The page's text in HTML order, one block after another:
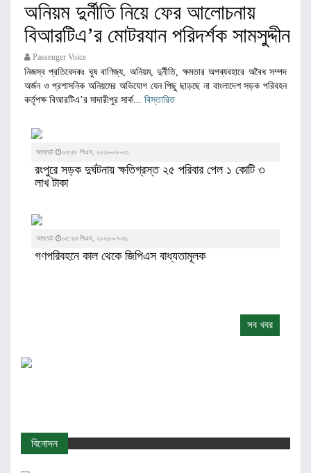
অনিয়ম দুর্নীতি নিয়ে ফের আলোচনায়
বিআরটিএ’র মোটরযান পরিদর্শক সামসুদ্দীন
Passenger Voice
নিজস্ব প্রতিবেদকঃ ঘুষ বাণিজ্য, অনিয়ম, দুর্নীতি, ক্ষমতার অপব্যবহারে অবৈধ সম্পদ
অর্জন ও প্রশাসনিক অনিয়মের অভিযোগ যেন পিছু ছাড়ছে না বাংলাদেশ সড়ক পরিবহন
কর্তৃপক্ষ বিআরটিএ’র মাদারীপুর সার্ক... বিস্তারিত
আপডেট ০৩:৫৮ পিএম, ২০২৬-০৮-০৩
রংপুরে সড়ক দুর্ঘটনায় ক্ষতিগ্রস্ত ২৫ পরিবার পেল ১ কোটি ৩
লাখ টাকা
আপডেট ০৫:২৩ পিএম, ২০২৬-০৭-৩১
গণপরিবহনে কাল থেকে জিপিএস বাধ্যতামূলক
সব খবর
বিনোদন